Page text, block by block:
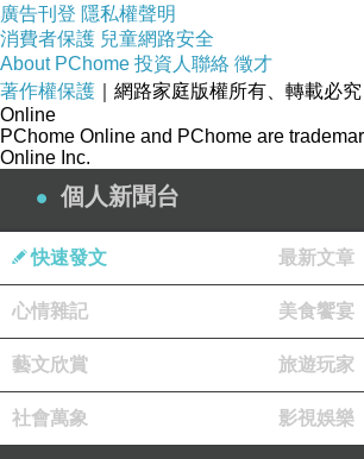
廣告刊登 隱私權聲明
消費者保護 兒童網路安全
About PChome 投資人聯絡 徵才
著作權保護 ｜網路家庭版權所有、轉載必究
Online
PChome Online and PChome are
Online Inc.
個人新聞台
快速發文 最新文章
心情雜記 美食饗宴
藝文欣賞 旅遊玩家
社會萬象 影視娛樂